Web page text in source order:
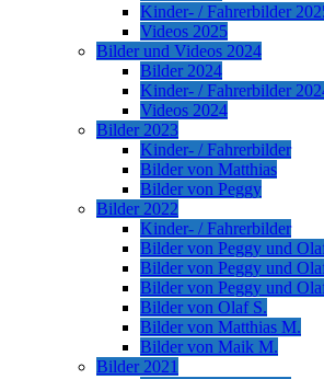
Kinder- / Fahrerbilder
Videos 2025
Bilder und Videos 2024
Bilder 2024
Kinder- / Fahrerbilder
Videos 2024
Bilder 2023
Kinder- / Fahrerbilder
Bilder von Matthias
Bilder von Peggy
Bilder 2022
Kinder- / Fahrerbilder
Bilder von Peggy und
Bilder von Peggy und
Bilder von Peggy und
Bilder von Olaf S.
Bilder von Matthias M.
Bilder von Maik M.
Bilder 2021